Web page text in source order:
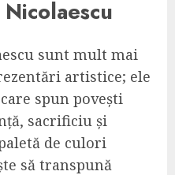
sunt mult mai
artistice; ele
spun povești
sacrificiu și
de culori
să transpună